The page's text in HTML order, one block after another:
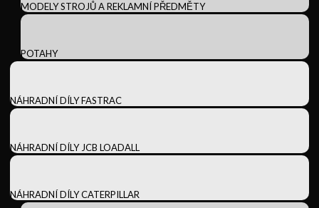
MODELY STROJŮ A REKLAMNÍ PŘEDMĚTY
POTAHY
NÁHRADNÍ DÍLY FASTRAC
NÁHRADNÍ DÍLY JCB LOADALL
NÁHRADNÍ DÍLY CATERPILLAR